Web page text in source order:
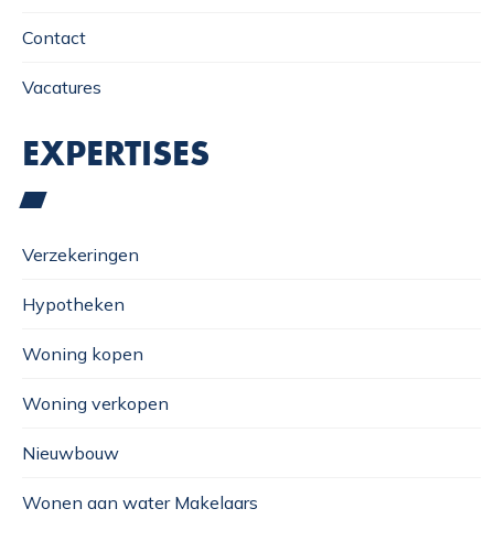
Contact
Vacatures
EXPERTISES
Verzekeringen
Hypotheken
Woning kopen
Woning verkopen
Nieuwbouw
Wonen aan water Makelaars